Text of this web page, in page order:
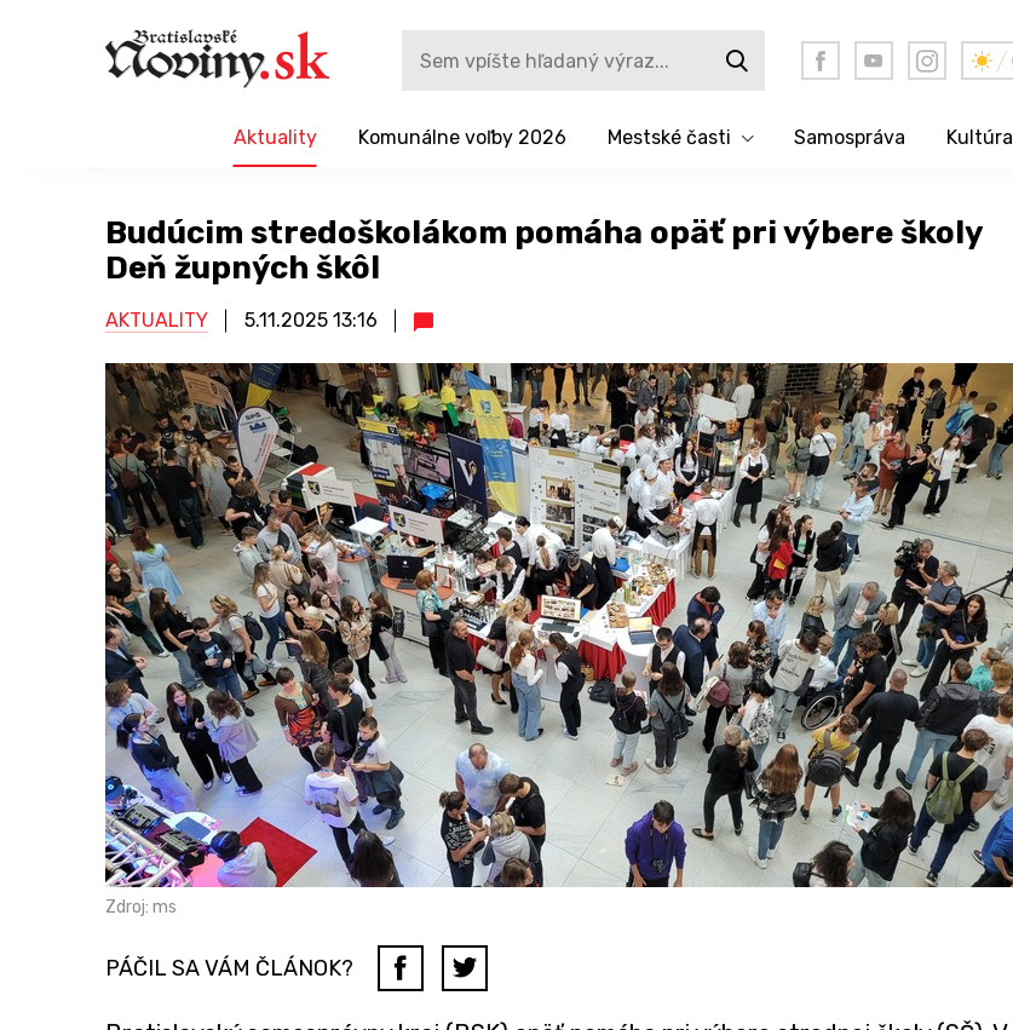
Aktuality Komunálne voľby 2026 Mestské časti Samospráva Kultúra
Budúcim stredoškolákom pomáha opäť pri výbere školy
Deň župných škôl
AKTUALITY 5.11.2025 13:16
Zdroj: ms
PÁČIL SA VÁM ČLÁNOK?